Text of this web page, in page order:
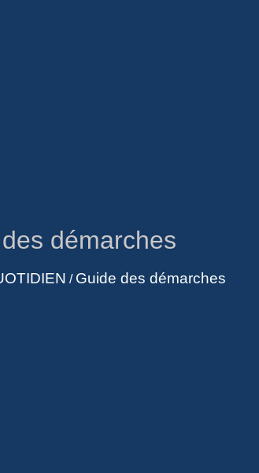
démarches
/ Guide des démarches